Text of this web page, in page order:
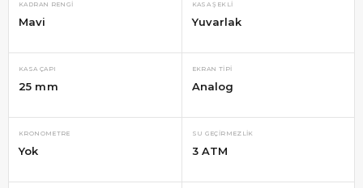
KADRAN RENGI
Mavi
KASA ŞEKLI
Yuvarlak
KASA ÇAPI
25 mm
EKRAN TIPI
Analog
KRONOMETRE
Yok
SU GEÇIRMEZLIK
3 ATM